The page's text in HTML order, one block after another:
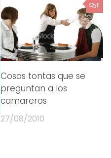
11
Cosas tontas que se
preguntan a los
camareros
27/08/2010